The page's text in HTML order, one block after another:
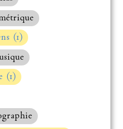
(1)
(1)